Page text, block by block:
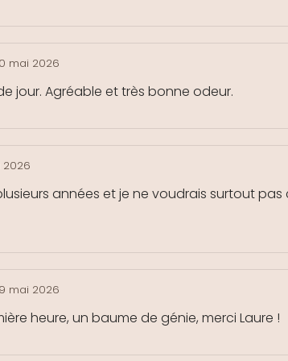
mai 2026
jour. Agréable et très bonne odeur.
2026
années et je ne voudrais surtout
mai 2026
heure, un baume de génie, merci Laure !